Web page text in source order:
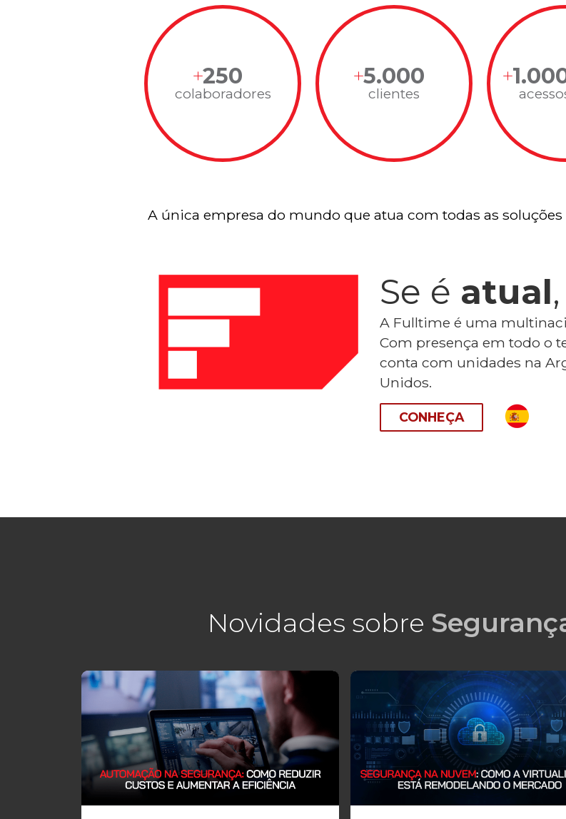
250
colaboradores
5.000
clientes
A única empresa do mundo que atua com todas as
Se é atual
A Fulltime é uma
Com presença em todo o
conta com unidades na
Unidos.
CONHEÇA
Novidades sobre